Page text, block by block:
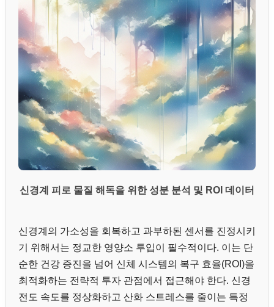
신경계 피로 물질 해독을 위한 성분 분석 및 ROI 데이터
신경계의 가소성을 회복하고 과부하된 센서를 진정시키
기 위해서는 정교한 영양소 투입이 필수적이다. 이는 단
순한 건강 증진을 넘어 신체 시스템의 복구 효율(ROI)을
최적화하는 전략적 투자 관점에서 접근해야 한다. 신경
전도 속도를 정상화하고 산화 스트레스를 줄이는 특정